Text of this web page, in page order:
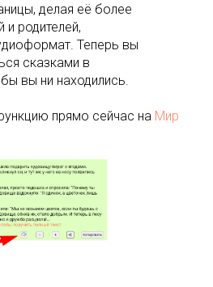
делая её более
и родителей,
Теперь вы
сказками в
вы ни находились.
прямо сейчас на Мир